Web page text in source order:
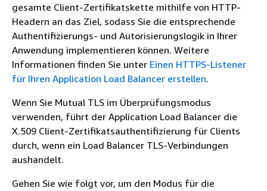
gesamte Client-Zertifikatskette mithilfe von HTTP-
Headern an das Ziel, sodass Sie die entsprechende
Authentifizierungs- und Autorisierungslogik in Ihrer
Anwendung implementieren können. Weitere
Informationen finden Sie unter Einen HTTPS-Listener
für Ihren Application Load Balancer erstellen.
Wenn Sie Mutual TLS im Überprüfungsmodus
verwenden, führt der Application Load Balancer die
X.509 Client-Zertifikatsauthentifizierung für Clients
durch, wenn ein Load Balancer TLS-Verbindungen
aushandelt.
Gehen Sie wie folgt vor, um den Modus für die